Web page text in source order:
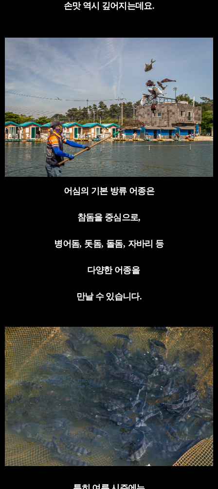
손맛 역시 깊어지는데요.
어심의 기본 방류 어종은
참돔을 중심으로,
병어돔, 돗돔, 돌돔, 자바리 등
다양한 어종을
만날 수 있습니다.